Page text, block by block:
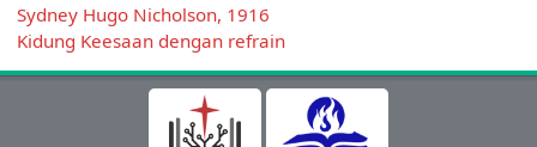
Sydney Hugo Nicholson, 1916
Kidung Keesaan dengan refrain